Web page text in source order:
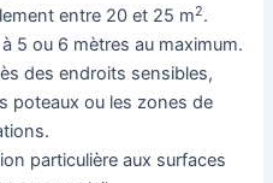
entre 20 et 25 m2.
5 ou 6 mètres au maximum.
des endroits sensibles,
poteaux ou les zones de
particulière aux surfaces